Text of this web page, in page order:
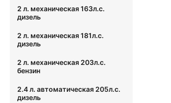
2 л. механическая 163л.с.
дизель
2 л. механическая 181л.с.
дизель
2 л. механическая 203л.с.
бензин
2.4 л. автоматическая 205л.с.
дизель